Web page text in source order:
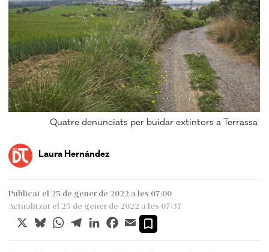
Quatre denunciats per buidar extintors a Terrassa
Laura Hernández
Publicat el 25 de gener de 2022 a les 07:00
Actualitzat el 25 de gener de 2022 a les 07:37
X BlueskyWhatsApp
TelegramLinkedInFacebook
Email